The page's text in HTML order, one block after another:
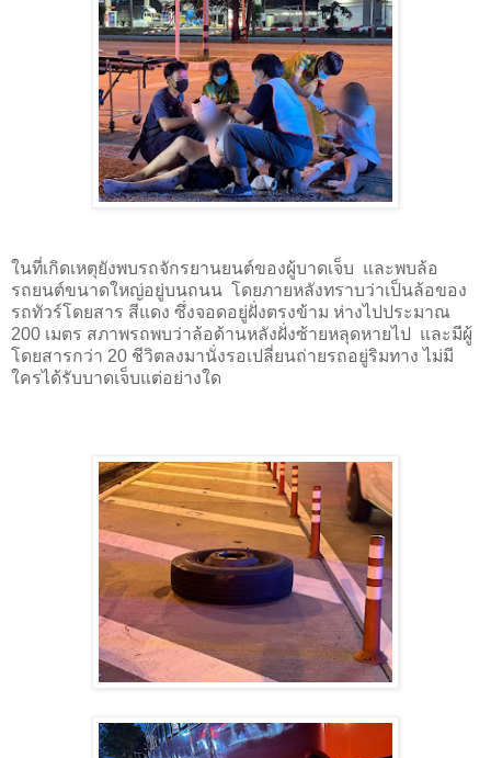
ในที่เกิดเหตุยังพบรถจักรยานยนต์ของผู้บาดเจ็บ และพบล้อ
รถยนต์ขนาดใหญ่อยู่บนถนน โดยภายหลังทราบว่าเป็นล้อของ
รถทัวร์โดยสาร สีแดง ซึ่งจอดอยู่ฝั่งตรงข้าม ห่างไปประมาณ
200 เมตร สภาพรถพบว่าล้อด้านหลังฝั่งซ้ายหลุดหายไป และมีผู้
โดยสารกว่า 20 ชีวิตลงมานั่งรอเปลี่ยนถ่ายรถอยู่ริมทาง ไม่มี
ใครได้รับบาดเจ็บแต่อย่างใด